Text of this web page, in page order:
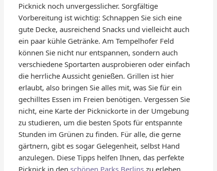
Picknick noch unvergesslicher. Sorgfältige
Vorbereitung ist wichtig: Schnappen Sie sich eine
gute Decke, ausreichend Snacks und vielleicht auch
ein paar kühle Getränke. Am Tempelhofer Feld
können Sie nicht nur entspannen, sondern auch
verschiedene Sportarten ausprobieren oder einfach
die herrliche Aussicht genießen. Grillen ist hier
erlaubt, also bringen Sie alles mit, was Sie für ein
gechilltes Essen im Freien benötigen. Vergessen Sie
nicht, eine Karte der Picknickorte in der Umgebung
zu studieren, um die besten Spots für entspannte
Stunden im Grünen zu finden. Für alle, die gerne
gärtnern, gibt es sogar Gelegenheit, selbst Hand
anzulegen. Diese Tipps helfen Ihnen, das perfekte